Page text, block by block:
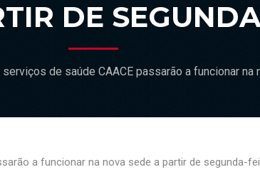
DE
de saúde CAACE passarão a funcionar